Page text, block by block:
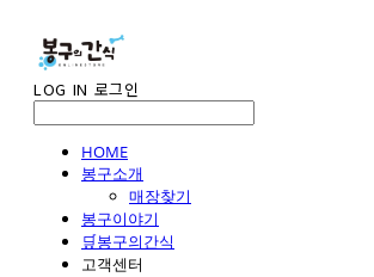
LOG IN 로그인
HOME
봉구소개
매장찾기
봉구이야기
🛒봉구의간식
고객센터